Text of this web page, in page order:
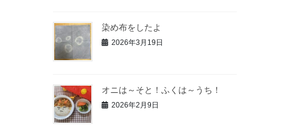
染め布をしたよ
2026年3月19日
オニは～そと！ふくは～うち！
2026年2月9日